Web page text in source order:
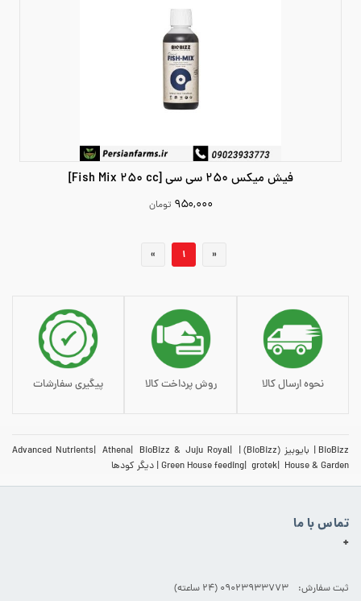
فیش میکس 250 سی سی [Fish Mix 250 cc]
۹۵۰,۰۰۰ تومان
افزودن به سبد خرید
«
1
»
نحوه ارسال کالا روش پرداخت کالا پیگیری سفارشات
BioBizz بایوبیز (BioBizz) Advanced Nutrients Athena
BioBizz & Juju Royal
Green House feeding grotek House & Garden دیگر کودها
تماس با ما
+
ثبت سفارش: 09023933773 (۲۴ ساعته)